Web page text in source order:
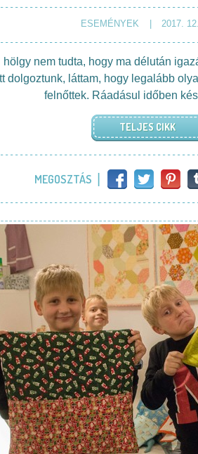
ESEMÉNYEK 2017.
hölgy nem tudta, hogy ma délután
dolgoztunk, láttam, hogy legalább
felnőttek. Ráadásul időben
TELJES CIKK
MEGOSZTÁS